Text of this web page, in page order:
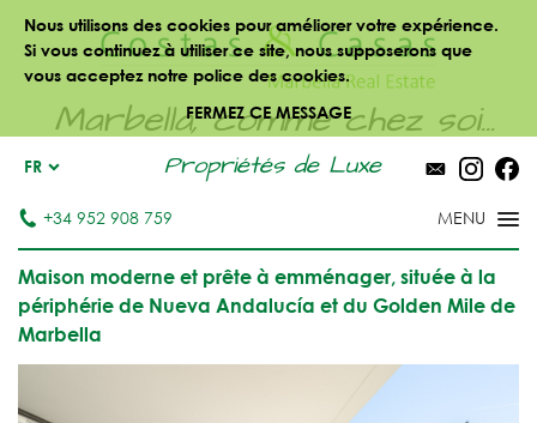
Nous utilisons des cookies pour améliorer votre expérience.
Si vous continuez à utiliser ce site, nous supposerons que
vous acceptez notre police des cookies.
FERMEZ CE MESSAGE
Marbella, comme chez soi...
Propriétés de Luxe
FR
+34 952 908 759
Maison moderne et prête à emménager, située à la
périphérie de Nueva Andalucía et du Golden Mile de
Marbella